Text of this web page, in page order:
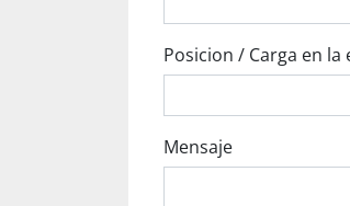
Posicion / Carga en
Mensaje